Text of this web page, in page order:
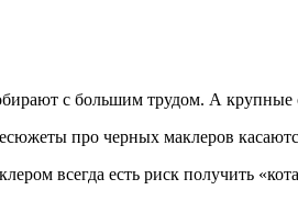
с большим трудом. А
про черных маклеров
всегда есть риск получить